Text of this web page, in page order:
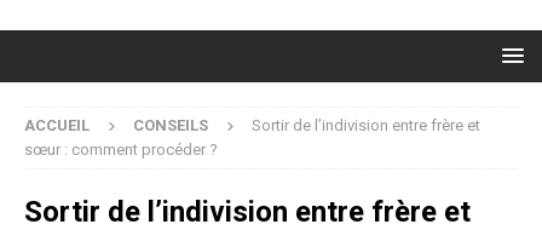
ACCUEIL CONSEILS
Sortir de l’indivision entre frère et
sœur : comment procéder ?
Sortir de l’indivision entre frère et